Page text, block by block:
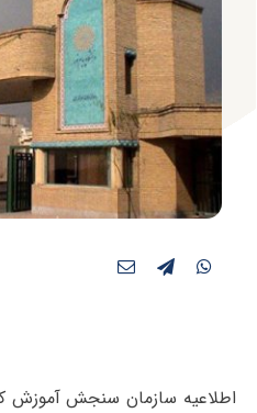
اطلاعیه سازمان سنجش آموزش